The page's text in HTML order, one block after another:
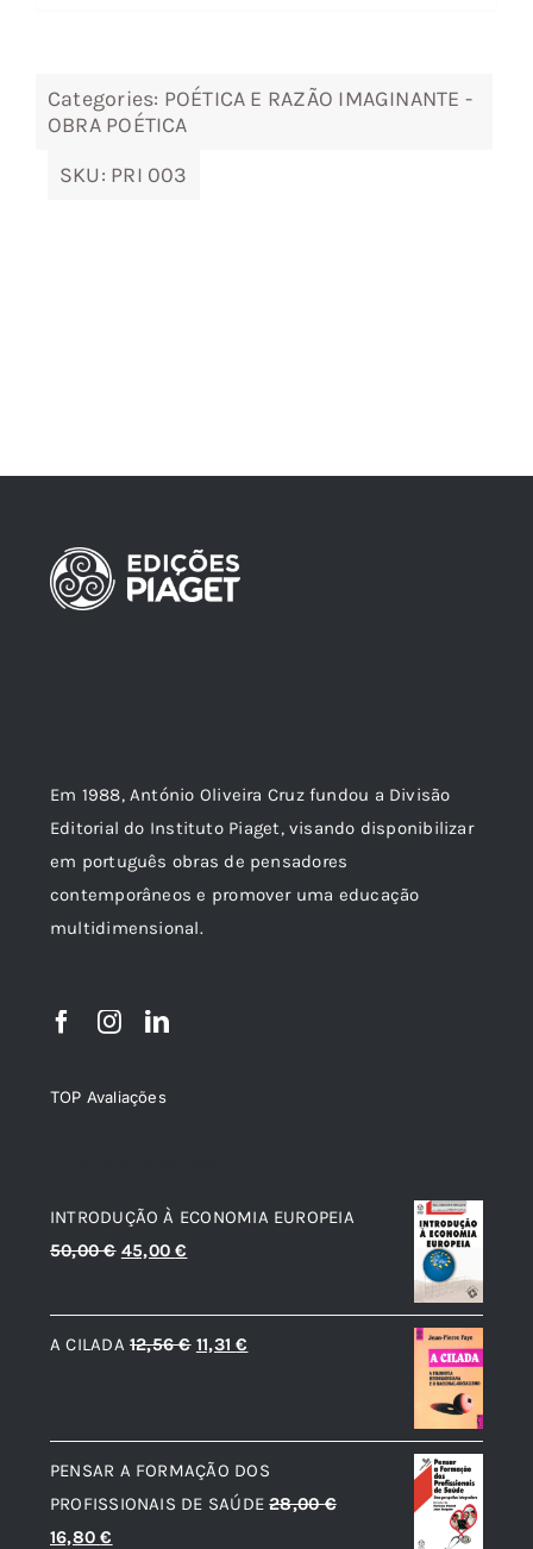
Categories: POÉTICA E RAZÃO IMAGINANTE -
OBRA POÉTICA
SKU: PRI 003
Em 1988, António Oliveira Cruz fundou a Divisão
Editorial do Instituto Piaget, visando disponibilizar
em português obras de pensadores
contemporâneos e promover uma educação
multidimensional.
TOP Avaliações
INTRODUÇÃO À ECONOMIA EUROPEIA
50,00€ O
original
era:
45,00€
atual
é:
A CILADA 12,56€ O
era:
12,56 €.
11,31€
é:
11,31 €.
PENSAR A FORMAÇÃO DOS
PROFISSIONAIS DE SAÚDE 28,00€
O
16,80€